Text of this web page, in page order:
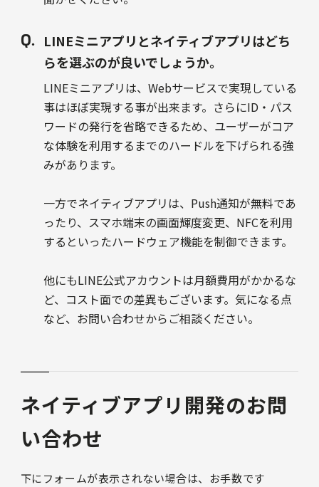
LINEミニアプリとネイティブアプリはどち
らを選ぶのが良いでしょうか。
LINEミニアプリは、Webサービスで実現している
事はほぼ実現する事が出来ます。さらにID・パス
ワードの発行を省略できるため、ユーザーがコア
な体験を利用するまでのハードルを下げられる強
みがあります。
一方でネイティブアプリは、Push通知が無料であ
ったり、スマホ端末の画面輝度変更、NFCを利用
するといったハードウェア機能を制御できます。
他にもLINE公式アカウントは月額費用がかかるな
ど、コスト面での差異もございます。気になる点
など、お問い合わせからご相談ください。
ネイティブアプリ開発のお問
い合わせ
下にフォームが表示されない場合は、お手数です